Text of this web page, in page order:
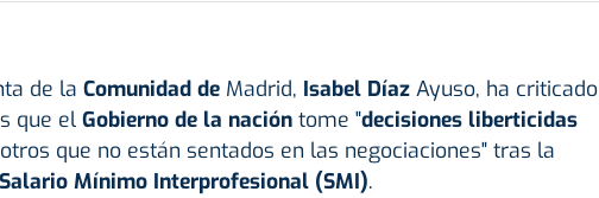
de la Comunidad de Madrid, Isabel Díaz Ayuso, ha criticado
que el Gobierno de la nacióntome "decisiones liberticidas
que no están sentados en las negociaciones" tras la
Mínimo Interprofesional (SMI).